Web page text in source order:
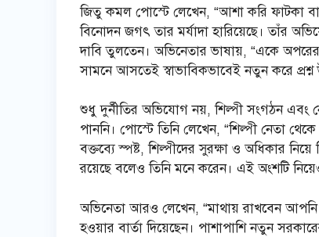
জিতু কমল পোস্টে লেখেন, “আশা করি ফাটকা
বিনোদন জগৎ তার মর্যাদা হারিয়েছে। তাঁর
দাবি তুলতেন। অভিনেতার ভাষায়, “একে
সামনে আসতেই স্বাভাবিকভাবেই নতুন করে
শুধু দুর্নীতির অভিযোগ নয়, শিল্পী সংগঠন এবং
পাননি। পোস্টে তিনি লেখেন, “শিল্পী নেতা
বক্তব্যে স্পষ্ট, শিল্পীদের সুরক্ষা ও অধিকার
রয়েছে বলেও তিনি মনে করেন। এই অংশটি
অভিনেতা আরও লেখেন, “মাথায় রাখবেন আপনি
হওয়ার বার্তা দিয়েছেন। পাশাপাশি নতুন